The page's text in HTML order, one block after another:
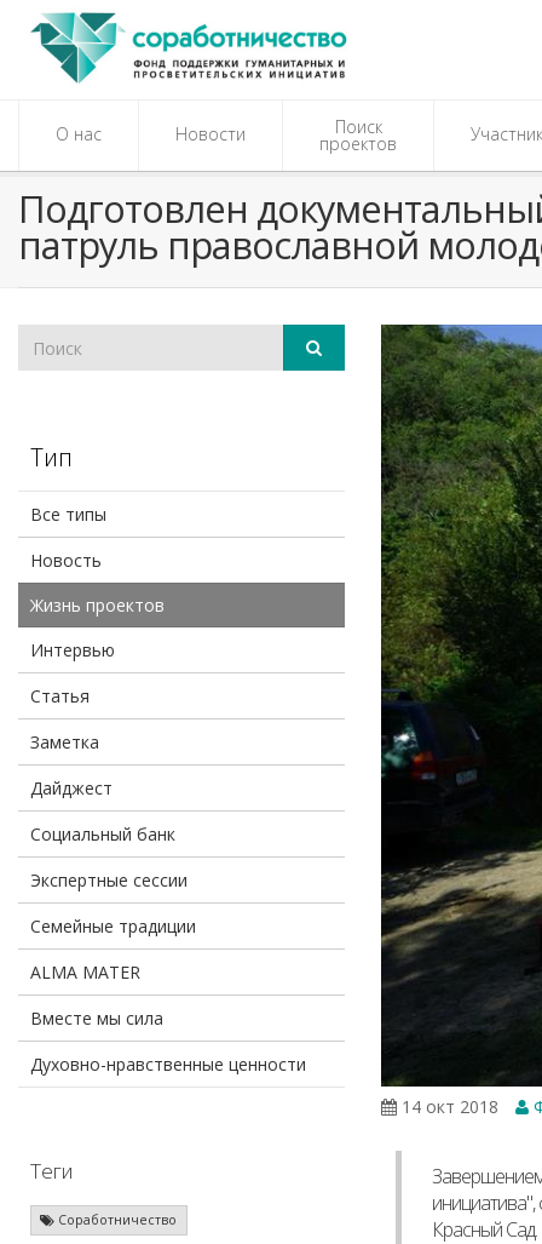
О нас Новости Поиск
проектов
Подготовлен
патруль православной
Тип
Все типы
Новость
Жизнь проектов
Интервью
Статья
Заметка
Дайджест
Социальный банк
Экспертные сессии
Семейные традиции
ALMA MATER
Вместе мы сила
Духовно-нравственные ценности
Теги
Соработничество
14 окт 2018
Красный Сад.